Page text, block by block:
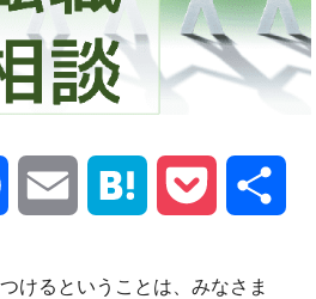
Facebook Email Hatena Pocket
けるということは、みなさま